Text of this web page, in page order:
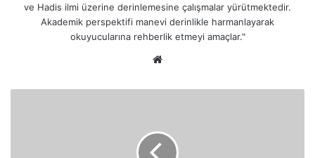
ve Hadis ilmi üzerine derinlemesine çalışmalar yürütmektedir.
Akademik perspektifi manevi derinlikle harmanlayarak
okuyucularına rehberlik etmeyi amaçlar."